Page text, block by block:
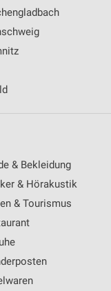
& Bekleidung
& Hörakustik
& Tourismus